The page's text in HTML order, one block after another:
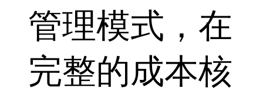
管理模式，在
完整的成本核